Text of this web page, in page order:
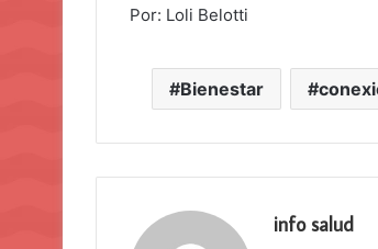
Por: Loli Belotti
Bienestar
info salud